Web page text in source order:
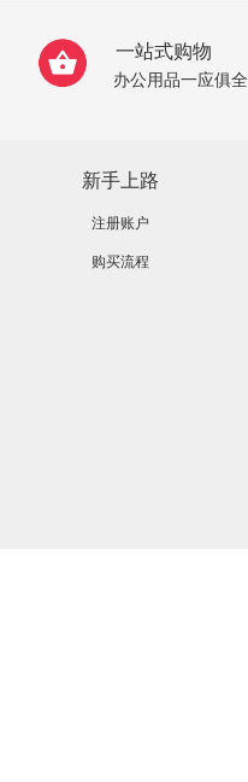
一站式购物
办公用品一应俱全
新手上路
注册账户
购买流程